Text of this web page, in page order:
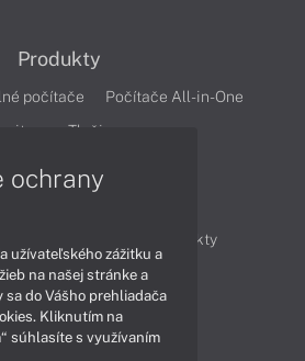
Produkty
počítače
Počítače All-in-One
Tlačiarne
Produkty
Videá
Obsah
ochrany
užívateľského zážitku a
na našej stránke a
do Vášho prehliadača
Kliknutím na
súhlasíte s využívaním